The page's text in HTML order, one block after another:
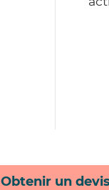
Obtenir un devis